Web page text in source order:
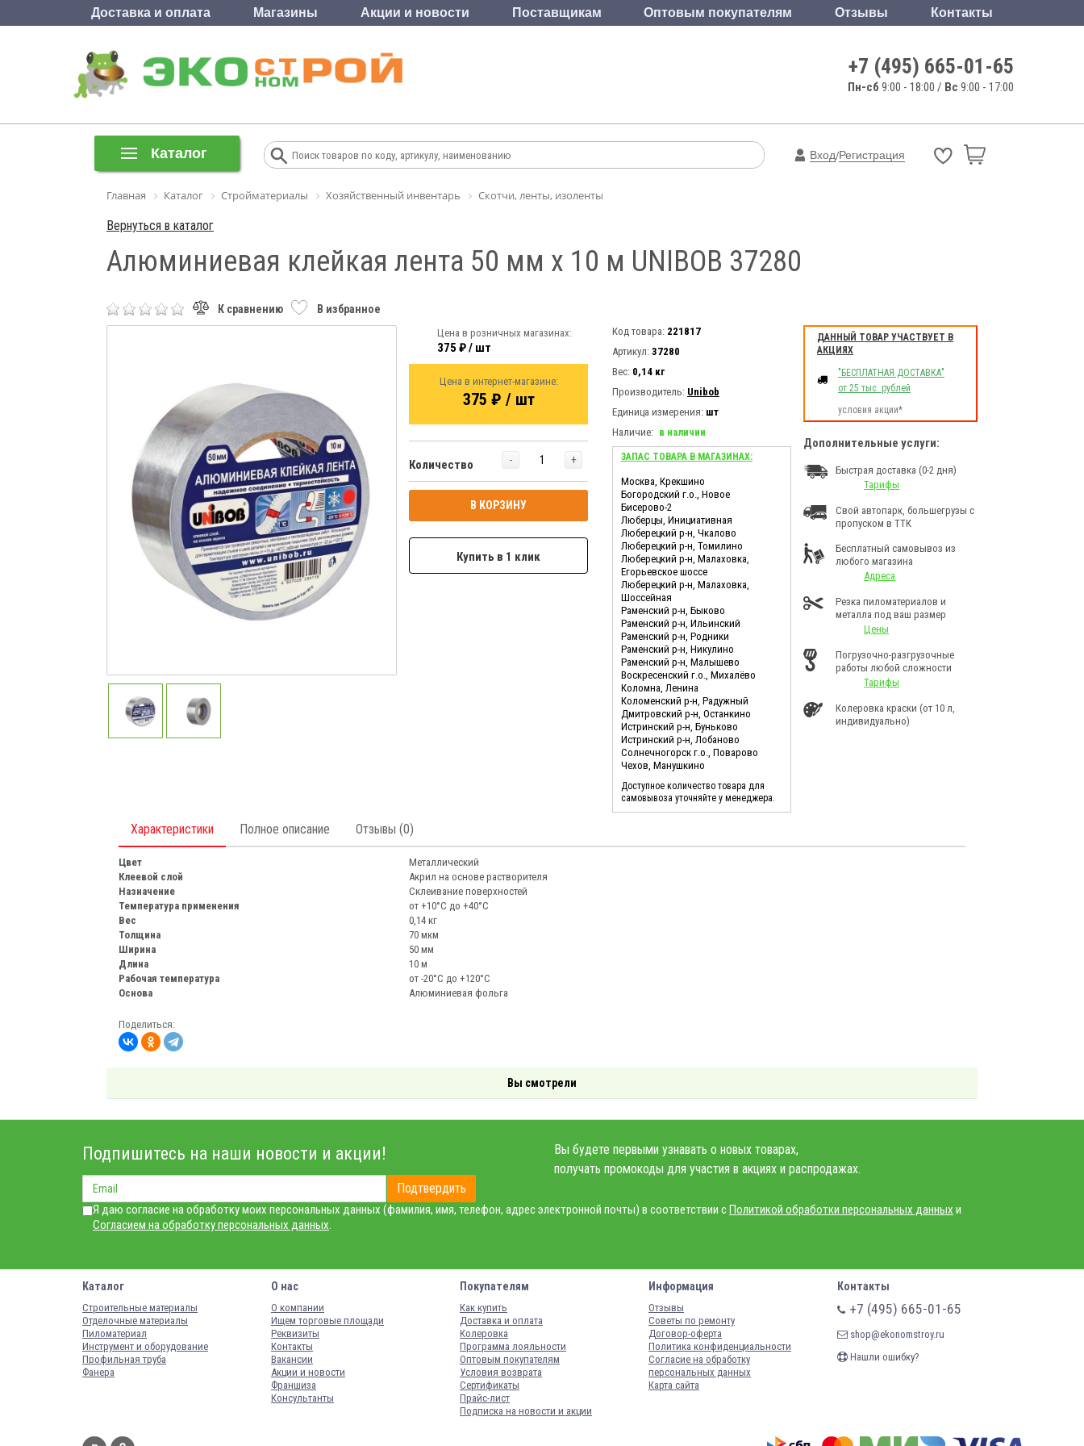
Доставка и оплата Магазины Акции и новости Поставщикам Оптовым покупателям Отзывы Контакты
+7 (495) 665-01-65
Пн-сб 9:00 - 18:00 / Вс 9:00 - 17:00
Каталог Вход/Регистрация
Главная Каталог Стройматериалы Хозяйственный инвентарь Скотчи, ленты, изоленты
Вернуться в каталог
Алюминиевая клейкая лента 50 мм х 10 м UNIBOB 37280
К сравнению В избранное
Цена в розничных магазинах:
375 ₽ / шт
Цена в интернет-магазине:
375 ₽ / шт
Количество - +
В КОРЗИНУ
Купить в 1 клик
Код товара: 221817
Артикул: 37280
Вес: 0,14 кг
Производитель: Unibob
Единица измерения: шт
Наличие: в наличии
ЗАПАС ТОВАРА В МАГАЗИНАХ:
Москва, Крекшино
Богородский г.о., Новое
Бисерово-2
Люберцы, Инициативная
Люберецкий р-н, Чкалово
Люберецкий р-н, Томилино
Люберецкий р-н, Малаховка,
Егорьевское шоссе
Люберецкий р-н, Малаховка,
Шоссейная
Раменский р-н, Быково
Раменский р-н, Ильинский
Раменский р-н, Родники
Раменский р-н, Никулино
Раменский р-н, Малышево
Воскресенский г.о., Михалёво
Коломна, Ленина
Коломенский р-н, Радужный
Дмитровский р-н, Останкино
Истринский р-н, Буньково
Истринский р-н, Лобаново
Солнечногорск г.о., Поварово
Чехов, Манушкино
Доступное количество товара для
самовывоза уточняйте у менеджера.
ДАННЫЙ ТОВАР УЧАСТВУЕТ В
АКЦИЯХ
"БЕСПЛАТНАЯ ДОСТАВКА"
от 25 тыс. рублей
условия акции*
Дополнительные услуги:
Быстрая доставка (0-2 дня)
Тарифы
Свой автопарк, большегрузы с
пропуском в ТТК
Бесплатный самовывоз из
любого магазина
Адреса
Резка пиломатериалов и
металла под ваш размер
Цены
Погрузочно-разгрузочные
работы любой сложности
Тарифы
Колеровка краски (от 10 л,
индивидуально)
Характеристики Полное описание Отзывы (0)
Цвет
Металлический
Клеевой слой
Акрил на основе растворителя
Назначение
Склеивание поверхностей
Температура применения
от +10°C до +40°C
Вес
0,14 кг
Толщина
70 мкм
Ширина
50 мм
Длина
10 м
Рабочая температура
от -20°С до +120°С
Основа
Алюминиевая фольга
Поделиться:
Вы смотрели
Подпишитесь на наши новости и акции!
Подтвердить
Вы будете первыми узнавать о новых товарах,
получать промокоды для участия в акциях и распродажах.
Я даю согласие на обработку моих персональных данных (фамилия, имя, телефон, адрес электронной почты) в соответствии сПолитикой обработки персональных данных и
Согласием на обработку персональных данных
Каталог
Строительные материалы
Отделочные материалы
Пиломатериал
Инструмент и оборудование
Профильная труба
Фанера
О нас
О компании
Ищем торговые площади
Реквизиты
Контакты
Вакансии
Акции и новости
Франшиза
Консультанты
Покупателям
Как купить
Доставка и оплата
Колеровка
Программа лояльности
Оптовым покупателям
Условия возврата
Сертификаты
Прайс-лист
Подписка на новости и акции
Информация
Отзывы
Советы по ремонту
Договор-оферта
Политика конфиденциальности
Согласие на обработку
персональных данных
Карта сайта
Контакты
+7 (495) 665-01-65
shop@ekonomstroy.ru
Нашли ошибку?